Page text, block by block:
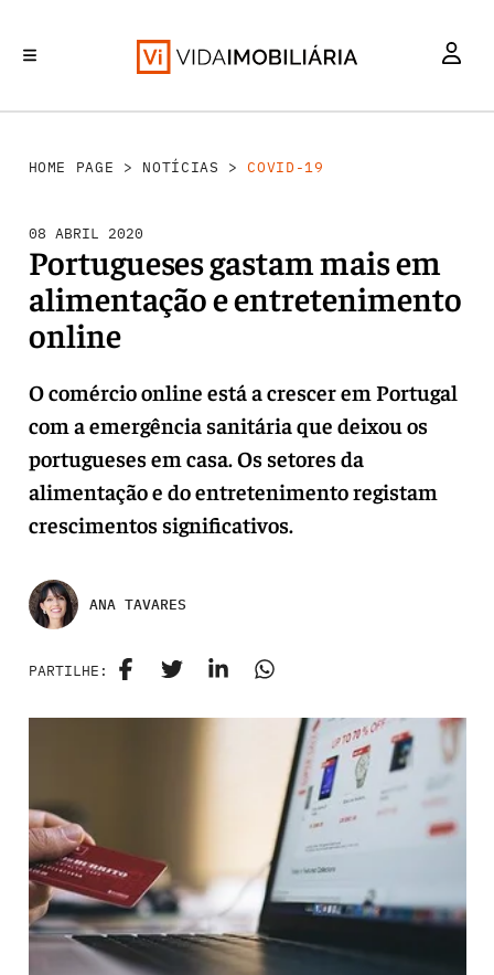
HOME PAGE > NOTÍCIAS > COVID-19
08 ABRIL 2020
Portugueses gastam mais em
alimentação e entretenimento
online
O comércio online está a crescer em Portugal
com a emergência sanitária que deixou os
portugueses em casa. Os setores da
alimentação e do entretenimento registam
crescimentos significativos.
ANA TAVARES
PARTILHE: